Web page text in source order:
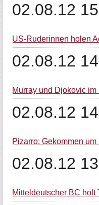
02.08.12
US-Ruderinnen holen
02.08.12
Murray und Djokovic
02.08.12
Pizarro: Gekommen
02.08.12
Mitteldeutscher BC holt